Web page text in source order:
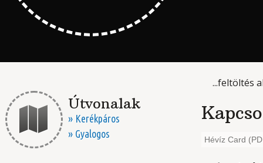
Útvonalak
» Kerékpáros
» Gyalogos
...feltöltés
Hévíz Card